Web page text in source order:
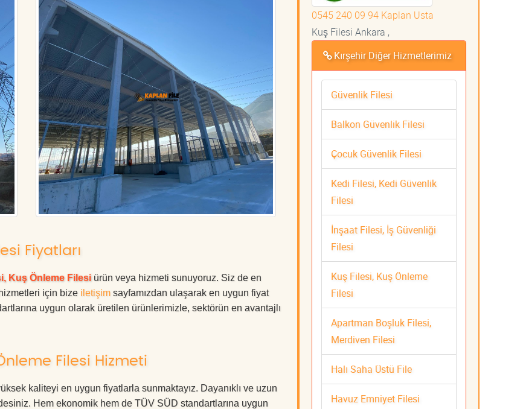
Fiyatları
Kuş Önleme Filesi ürün veya hizmeti sunuyoruz. Siz de en
için bize iletişim sayfamızdan ulaşarak en uygun fiyat
uygun olarak üretilen ürünlerimizle, sektörün en avantajlı
Filesi Hizmeti
kaliteyi en uygun fiyatlarla sunmaktayız. Dayanıklı ve uzun
Hem ekonomik hem de TÜV SÜD standartlarına uygun
0545 240 09 94 Kaplan Usta
Kuş Filesi Ankara ,
Kırşehir Diğer Hizmetlerimiz
Güvenlik Filesi
Balkon Güvenlik Filesi
Çocuk Güvenlik Filesi
Kedi Filesi, Kedi Güvenlik
Filesi
İnşaat Filesi, İş Güvenliği
Filesi
Kuş Filesi, Kuş Önleme
Filesi
Apartman Boşluk Filesi,
Merdiven Filesi
Halı Saha Üstü File
Havuz Emniyet Filesi